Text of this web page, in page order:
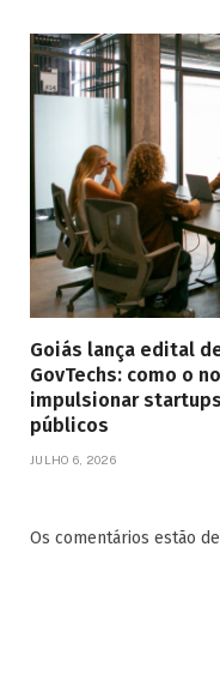
Goiás lança edital
GovTechs: como o
impulsionar
públicos
JULHO 6, 2026
Os comentários estão